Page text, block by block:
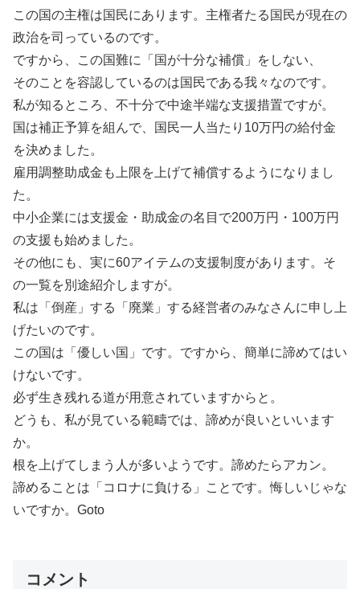
この国の主権は国民にあります。主権者たる国民が現在の
政治を司っているのです。
ですから、この国難に「国が十分な補償」をしない、
そのことを容認しているのは国民である我々なのです。
私が知るところ、不十分で中途半端な支援措置ですが。
国は補正予算を組んで、国民一人当たり10万円の給付金
を決めました。
雇用調整助成金も上限を上げて補償するようになりまし
た。
中小企業には支援金・助成金の名目で200万円・100万円
の支援も始めました。
その他にも、実に60アイテムの支援制度があります。そ
の一覧を別途紹介しますが。
私は「倒産」する「廃業」する経営者のみなさんに申し上
げたいのです。
この国は「優しい国」です。ですから、簡単に諦めてはい
けないです。
必ず生き残れる道が用意されていますからと。
どうも、私が見ている範疇では、諦めが良いといいます
か。
根を上げてしまう人が多いようです。諦めたらアカン。
諦めることは「コロナに負ける」ことです。悔しいじゃな
いですか。Goto
コメント